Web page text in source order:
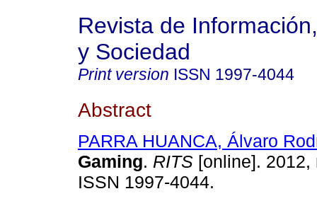
Revista de
y Sociedad
Print version ISSN 1997-4044
Abstract
PARRA HUANCA, Álvaro
Gaming. RITS [online]. 2012,
ISSN 1997-4044.